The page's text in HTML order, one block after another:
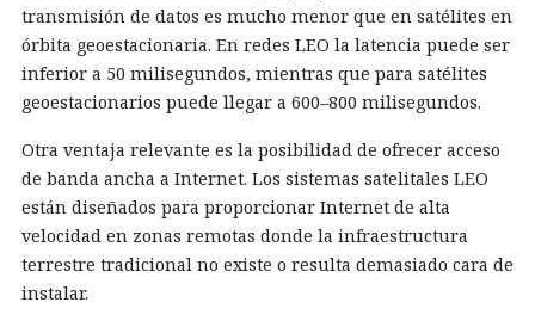
transmisión de datos es mucho menor que en satélites en
órbita geoestacionaria. En redes LEO la latencia puede ser
inferior a 50 milisegundos, mientras que para satélites
geoestacionarios puede llegar a 600–800 milisegundos.
Otra ventaja relevante es la posibilidad de ofrecer acceso
de banda ancha a Internet. Los sistemas satelitales LEO
están diseñados para proporcionar Internet de alta
velocidad en zonas remotas donde la infraestructura
terrestre tradicional no existe o resulta demasiado cara de
instalar.